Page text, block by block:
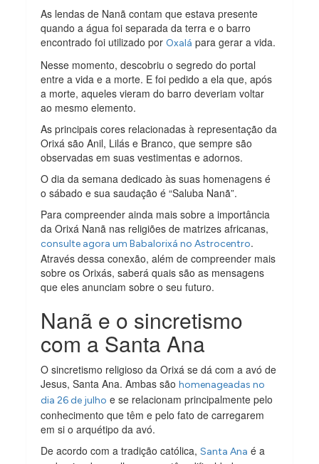
As lendas de Nanã contam que estava presente
quando a água foi separada da terra e o barro
encontrado foi utilizado por Oxalá para gerar a vida.
Nesse momento, descobriu o segredo do portal
entre a vida e a morte. E foi pedido a ela que, após
a morte, aqueles vieram do barro deveriam voltar
ao mesmo elemento.
As principais cores relacionadas à representação da
Orixá são Anil, Lilás e Branco, que sempre são
observadas em suas vestimentas e adornos.
O dia da semana dedicado às suas homenagens é
o sábado e sua saudação é “Saluba Nanã”.
Para compreender ainda mais sobre a importância
da Orixá Nanã nas religiões de matrizes africanas,
consulte agora um Babalorixá no Astrocentro.
Através dessa conexão, além de compreender mais
sobre os Orixás, saberá quais são as mensagens
que eles anunciam sobre o seu futuro.
Nanã e o sincretismo
com a Santa Ana
O sincretismo religioso da Orixá se dá com a avó de
Jesus, Santa Ana. Ambas sãohomenageadas no
dia 26 de julho e se relacionam principalmente pelo
conhecimento que têm e pelo fato de carregarem
em si o arquétipo da avó.
De acordo com a tradição católica,Santa Ana é a